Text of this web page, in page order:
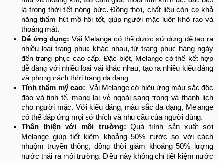
là trong thời tiết nóng bức. Đồng thời, chất liệu còn có khả
năng thấm hút mồ hôi tốt, giúp người mặc luôn khô ráo và
thoáng mát.
Dễ ứng dụng: Vải Melange có thể được sử dụng để tạo ra
nhiều loại trang phục khác nhau, từ trang phục hàng ngày
đến trang phục cao cấp. Đặc biệt, Melange có thể kết hợp
dễ dàng với nhiều loại vải khác nhau, tạo ra nhiều kiểu dáng
và phong cách thời trang đa dạng.
Tính thẩm mỹ cao: Vải Melange có hiệu ứng màu sắc độc
đáo và tinh tế, mang lại vẻ ngoài sang trọng và thanh lịch
cho người mặc. Với kiểu dáng, màu sắc đa dạng, Melange
có thể đáp ứng mọi sở thích và nhu cầu của người dùng.
Thân thiện với môi trường: Quá trình sản xuất sợi
Melange giúp tiết kiệm khoảng 50% nước so với cách
nhuộm truyền thống, đồng thời giảm khoảng 50% lượng
nước thải ra môi trường. Điều này không chỉ tiết kiệm nước